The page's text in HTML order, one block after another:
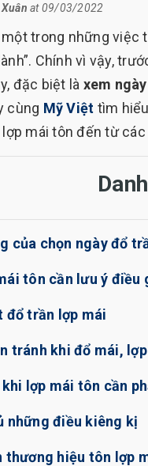
at 09/03/2022
trong những việc
Chính vì vậy,
đặc biệt là xem
cùng Mỹ Việt tìm
lợp mái tôn đến từ
của chọn ngày đổ
tôn cần lưu ý điều
đổ trần lợp mái
tránh khi đổ mái,
lợp mái tôn cần
những điều kiêng kị
thương hiệu tôn lợp